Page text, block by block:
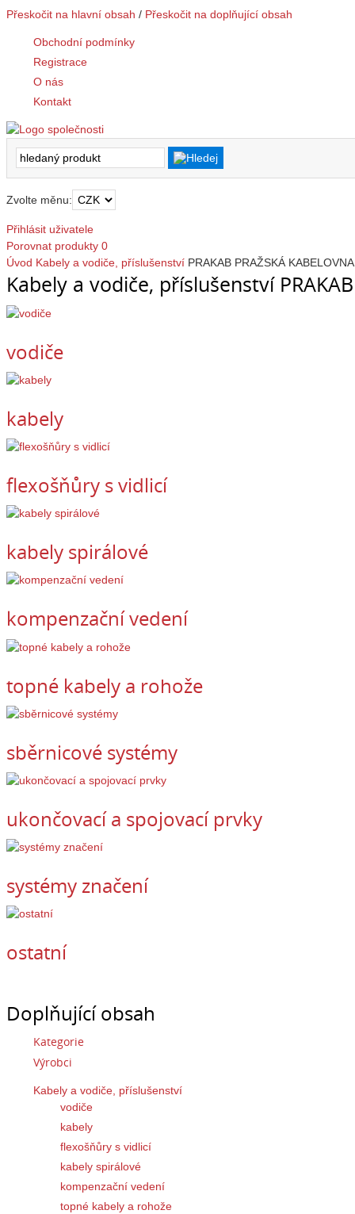
Přeskočit na hlavní obsah / Přeskočit na doplňující obsah
Obchodní podmínky
Registrace
O nás
Kontakt
Zvolte měnu:
Přihlásit uživatele
Porovnat produkty 0
Úvod Kabely a vodiče, příslušenství PRAKAB PRAŽSKÁ
Kabely a vodiče, příslušenství
vodiče
kabely
flexošňůry s vidlicí
kabely spirálové
kompenzační vedení
topné kabely a rohože
sběrnicové systémy
ukončovací a spojovací prvky
systémy značení
ostatní
Doplňující obsah
Kategorie
Výrobci
Kabely a vodiče, příslušenství
vodiče
kabely
flexošňůry s vidlicí
kabely spirálové
kompenzační vedení
topné kabely a rohože